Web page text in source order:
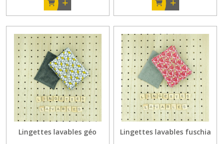
Lingettes lavables géo Lingettes lavables fuschia